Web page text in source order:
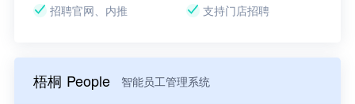
招聘官网、内推
支持门店招聘
梧桐 People 智能员工管理系统